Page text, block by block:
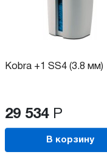
Kobra +1 SS4 (3.8 мм)
29 534 Р
В корзину